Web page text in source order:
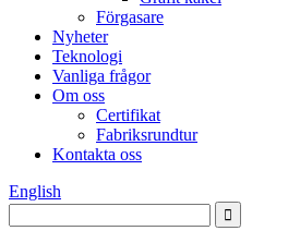
Förgasare
Nyheter
Teknologi
Vanliga frågor
Om oss
Certifikat
Fabriksrundtur
Kontakta oss
English